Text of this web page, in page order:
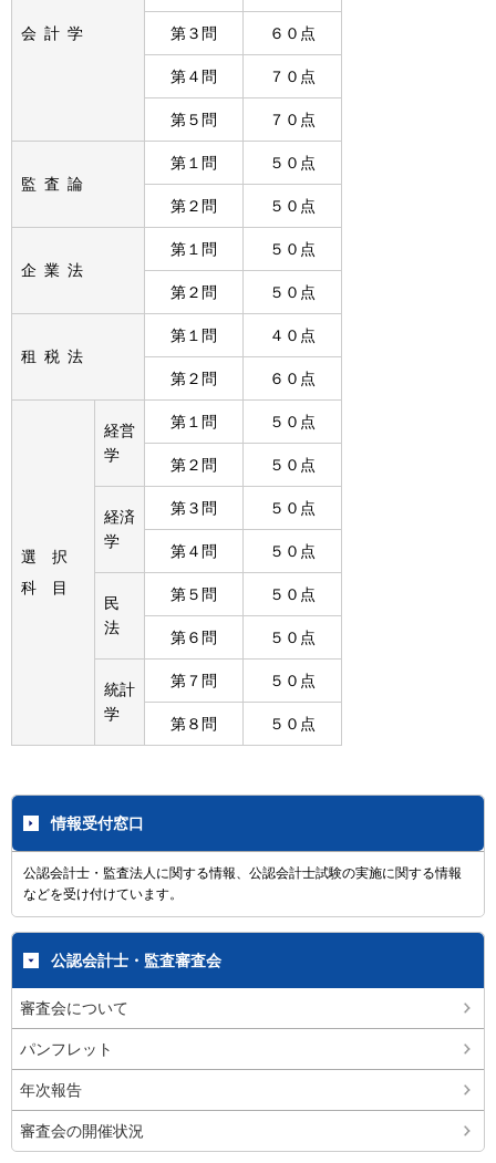
会計学 第３問 ６０点
第４問 ７０点
第５問 ７０点
監査論
第１問 ５０点
第２問 ５０点
企業法
第１問 ５０点
第２問 ５０点
租税法
第１問 ４０点
第２問 ６０点
選択
科目
経営
学
第１問 ５０点
第２問 ５０点
経済
学
第３問 ５０点
第４問 ５０点
民
法
第５問 ５０点
第６問 ５０点
統計
学
第７問 ５０点
第８問 ５０点
情報受付窓口
公認会計士・監査法人に関する情報、公認会計士試験の実施に関する情報
などを受け付けています。
公認会計士・監査審査会
審査会について
パンフレット
年次報告
審査会の開催状況